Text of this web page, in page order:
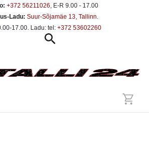
+372 56211026, E-R 9.00 - 17.00
Ladu: Suur-Sõjamäe 13, Tallinn.
17.00. Ladu: tel: +372 53602260